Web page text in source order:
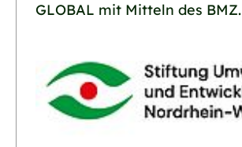
GLOBAL mit Mitteln des BMZ.